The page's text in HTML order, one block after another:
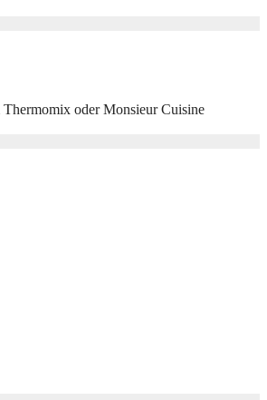
oder Monsieur Cuisine